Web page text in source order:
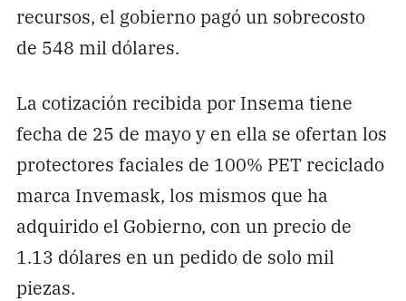
recursos, el gobierno pagó un sobrecosto
de 548 mil dólares.
La cotización recibida por Insema tiene
fecha de 25 de mayo y en ella se ofertan los
protectores faciales de 100% PET reciclado
marca Invemask, los mismos que ha
adquirido el Gobierno, con un precio de
1.13 dólares en un pedido de solo mil
piezas.